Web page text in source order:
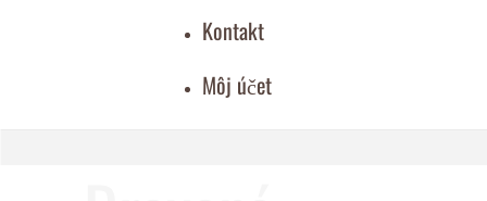
Kontakt
Môj účet